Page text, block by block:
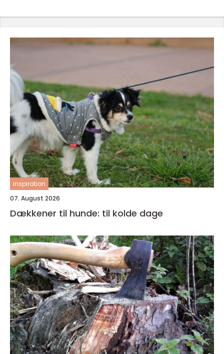
inspiration
07. August 2026
Dækkener til hunde: til kolde dage